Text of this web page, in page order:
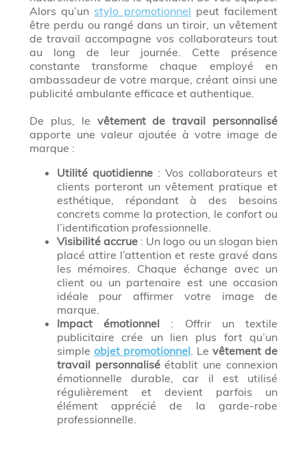
Alors qu’un stylo promotionnel peut facilement
être perdu ou rangé dans un tiroir, un vêtement
de travail accompagne vos collaborateurs tout
au long de leur journée. Cette présence
constante transforme chaque employé en
ambassadeur de votre marque, créant ainsi une
publicité ambulante efficace et authentique.
De plus, le vêtement de travail personnalisé
apporte une valeur ajoutée à votre image de
marque :
Utilité quotidienne: Vos collaborateurs et
clients porteront un vêtement pratique et
esthétique, répondant à des besoins
concrets comme la protection, le confort ou
l’identification professionnelle.
Visibilité accrue: Un logo ou un slogan bien
placé attire l’attention et reste gravé dans
les mémoires. Chaque échange avec un
client ou un partenaire est une occasion
idéale pour affirmer votre image de
marque.
Impact émotionnel: Offrir un textile
publicitaire crée un lien plus fort qu’un
simple objet promotionnel. Levêtement de
travail personnaliséétablit une connexion
émotionnelle durable, car il est utilisé
régulièrement et devient parfois un
élément apprécié de la garde-robe
professionnelle.